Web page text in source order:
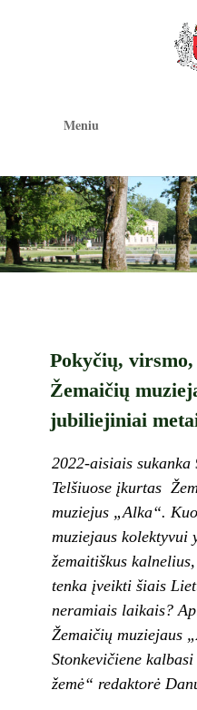
Meniu
Pokyčių,
Žemaičių
jubiliejiniai
2022-aisiais sukanka
Telšiuose įkurtas
muziejus „Alka“.
muziejaus kolektyvui
žemaitiškus
tenka įveikti šiais
neramiais laikais?
Žemaičių muziejaus
Stonkevičiene
žemė“ redaktorė